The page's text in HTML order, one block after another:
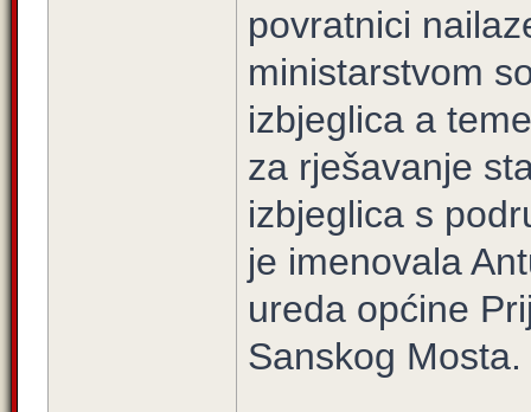
povratnici
ministarstvom
izbjeglica a
za rješavanje
izbjeglica s
je imenovala
ureda općine
Sanskog Mosta.